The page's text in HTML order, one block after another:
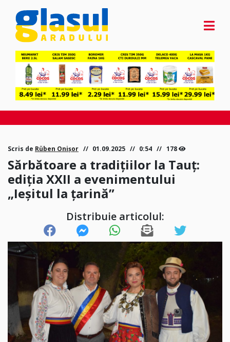
Scris de Rüben Onișor 01.09.2025 0:54 178
Sărbătoare a tradițiilor la Tauț:
ediția XXII a evenimentului
„Ieșitul la țarină”
Distribuie articolul: